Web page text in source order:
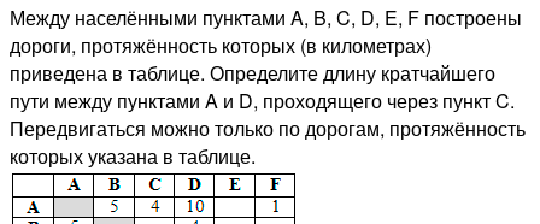
Между населёнными пунктами A, B, C, D, E, F построены
дороги, протяжённость которых (в километрах)
приведена в таблице. Определите длину кратчайшего
пути между пунктами A и D, проходящего через пункт C.
Передвигаться можно только по дорогам, протяжённость
которых указана в таблице.